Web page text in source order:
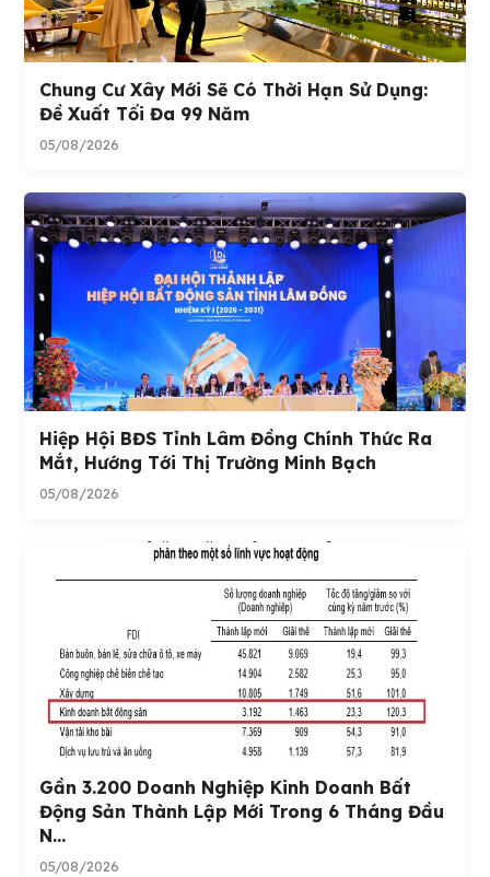
Chung Cư Xây Mới Sẽ Có Thời Hạn Sử Dụng:
Đề Xuất Tối Đa 99 Năm
05/08/2026
Hiệp Hội BĐS Tỉnh Lâm Đồng Chính Thức Ra
Mắt, Hướng Tới Thị Trường Minh Bạch
05/08/2026
Gần 3.200 Doanh Nghiệp Kinh Doanh Bất
Động Sản Thành Lập Mới Trong 6 Tháng Đầu
N...
05/08/2026